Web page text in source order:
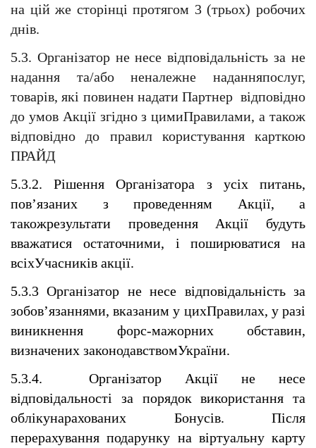
на цій же сторінці протягом 3 (трьох) робочих
днів.
5.3. Організатор не несе відповідальність за не
надання та/або неналежне наданняпослуг,
товарів, які повинен надати Партнер  відповідно
до умов Акції згідно з цимиПравилами, а також
відповідно до правил користування карткою
ПРАЙД
5.3.2. Рішення Організатора з усіх питань,
пов’язаних з проведенням Акції, а
такожрезультати проведення Акції будуть
вважатися остаточними, і поширюватися на
всіхУчасників акції.
5.3.3 Організатор не несе відповідальність за
зобов’язаннями, вказаним у цихПравилах, у разі
виникнення форс-мажорних обставин,
визначених законодавствомУкраїни.
5.3.4.  Організатор Акції не несе
відповідальності за порядок використання та
облікунарахованих Бонусів. Після
перерахування подарунку на віртуальну карту